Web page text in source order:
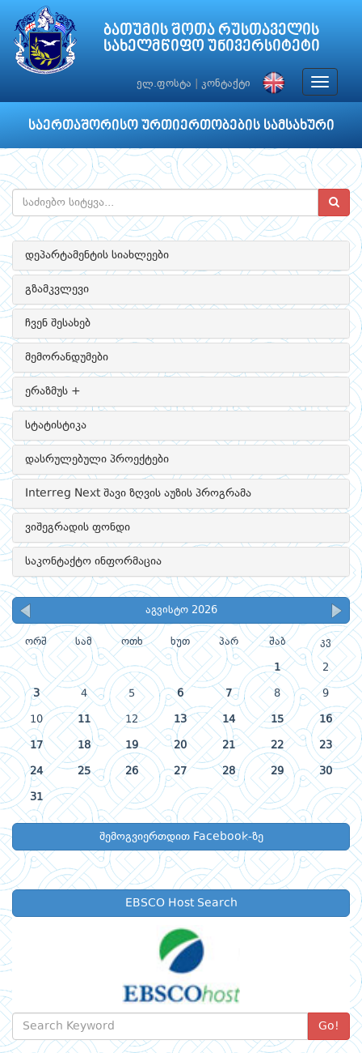
ბათუმის შოთა რუსთაველის
სახელმწიფო უნივერსიტეტი
ელ.ფოსტა კონტაქტი
Toggle
საერთაშორისო ურთიერთობების სამსახური
დეპარტამენტის სიახლეები
გზამკვლევი
ჩვენ შესახებ
მემორანდუმები
ერაზმუს +
სტატისტიკა
დასრულებული პროექტები
Interreg Next შავი ზღვის აუზის პროგრამა
ვიშეგრადის ფონდი
საკონტაქტო ინფორმაცია
აგვისტო 2026
ორშ სამ ოთხ ხუთ პარ შაბ კვ
1 2
3 4 5 6 7 8 9
10 11 12 13 14 15 16
17 18 19 20 21 22 23
24 25 26 27 28 29 30
31
შემოგვიერთდით Facebook-ზე
EBSCO Host Search
Go!